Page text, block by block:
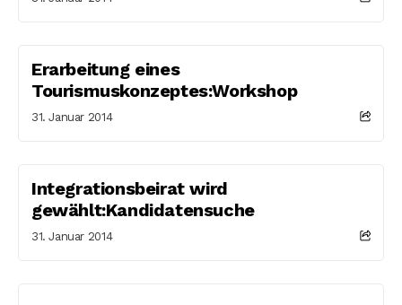
Erarbeitung eines
Tourismuskonzeptes:Workshop
31. Januar 2014
Integrationsbeirat wird
gewählt:Kandidatensuche
31. Januar 2014